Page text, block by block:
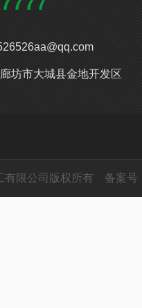
坊市大城县金地开发区
有限公司版权所有 备案号